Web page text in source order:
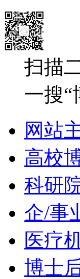
扫描
一搜“
网站
高校
科研
企/事
医疗
博士